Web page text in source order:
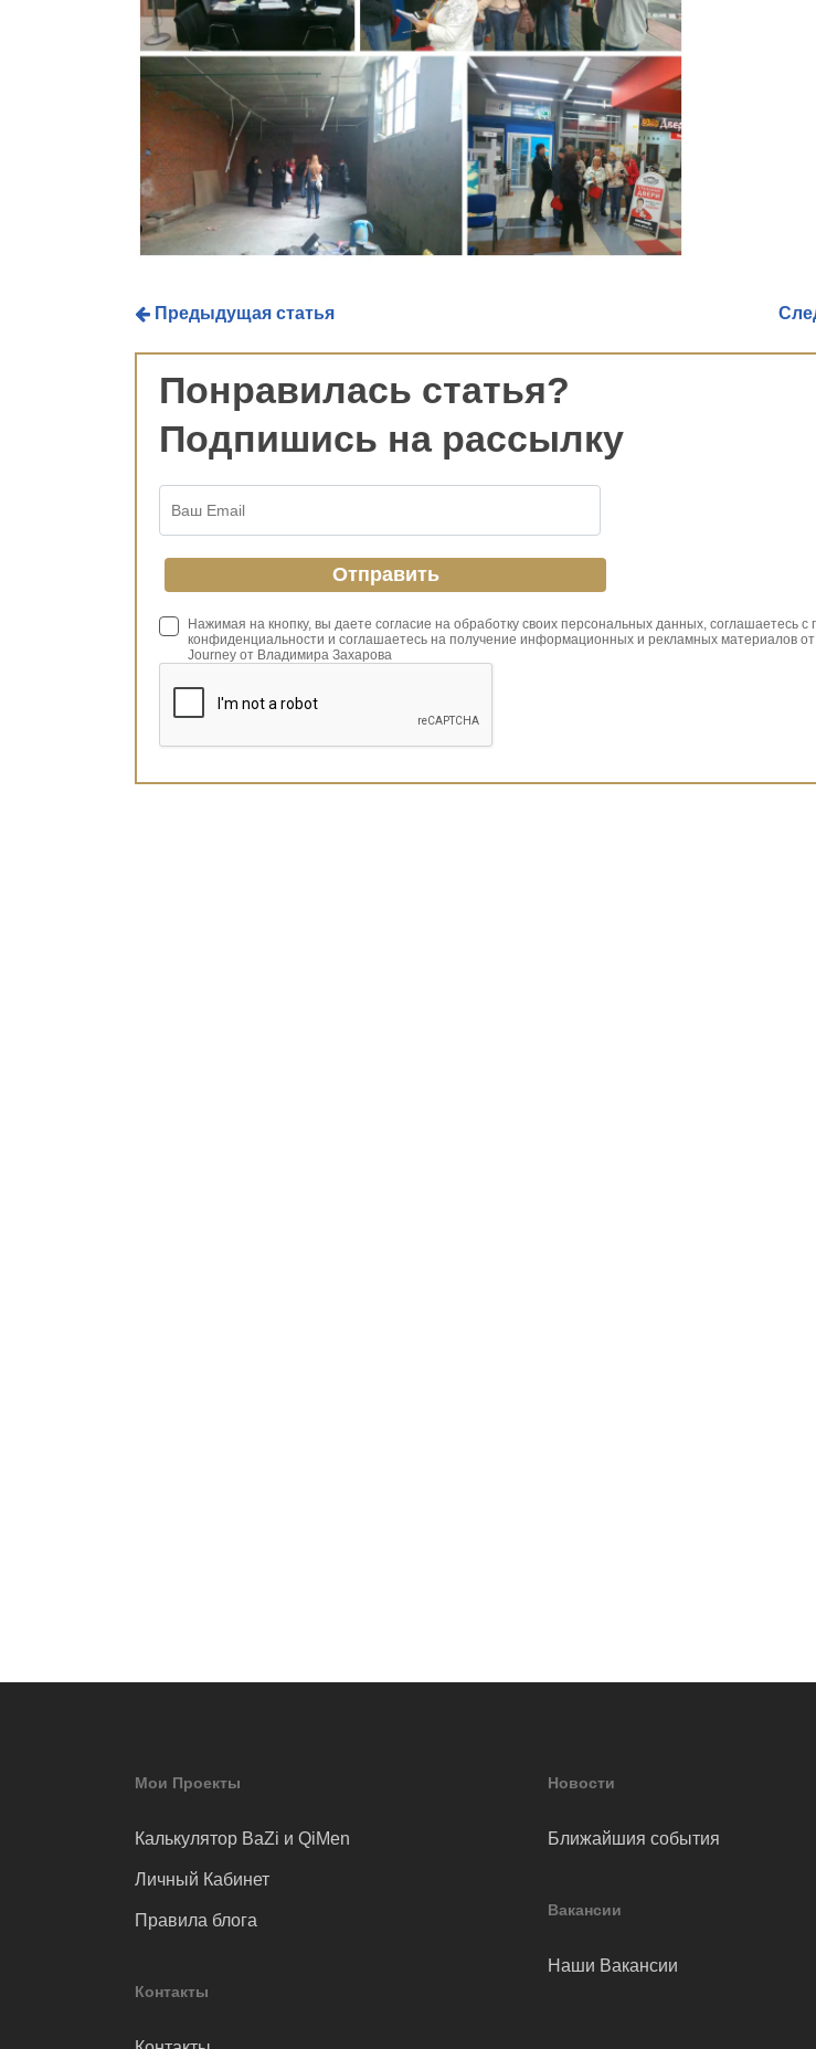
Предыдущая статья
Понравилась статья?
Подпишись на рассылку
Нажимая на кнопку, вы даете согласие на обработку своих персональных данных, соглашаетесь с
конфиденциальности и соглашаетесь на получение информационных и рекламных материалов
Journey от Владимира Захарова
Мои Проекты
Калькулятор BaZi и QiMen
Личный Кабинет
Правила блога
Контакты
Новости
Ближайшия события
Вакансии
Наши Вакансии